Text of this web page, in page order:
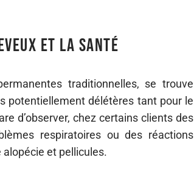
et la santé
traditionnelles, se trouve
potentiellement délétères tant pour le
d’observer, chez certains clients des
respiratoires ou des réactions
et pellicules.